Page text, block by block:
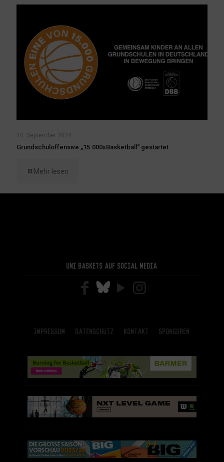
10. September 2024
Grundschuloffensive „15.000xBasketball“ gestartet
Mehr lesen
Uni Baskets auf Social Media
Impressum Datenschutz Kontakt Sponsoren